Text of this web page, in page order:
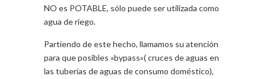
NO es POTABLE, sólo puede ser utilizada como
agua de riego.
Partiendo de este hecho, llamamos su atención
para que posibles «bypass»( cruces de aguas en
las tuberías de aguas de consumo doméstico),